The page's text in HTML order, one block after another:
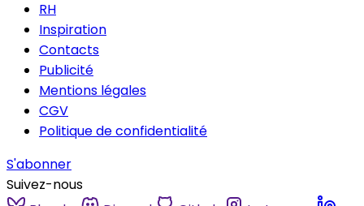
RH
Inspiration
Contacts
Publicité
Mentions légales
CGV
Politique de confidentialité
S'abonner
Suivez-nous